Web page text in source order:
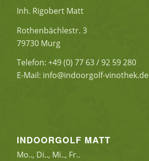
Inh. Rigobert Matt
Rothenbächlestr. 3
79730 Murg
Telefon: +49 (0) 77 63 / 92 59 280
E-Mail: info@indoorgolf-vinothek.de
INDOORGOLF MATT
Mo.., Di.., Mi.., Fr..